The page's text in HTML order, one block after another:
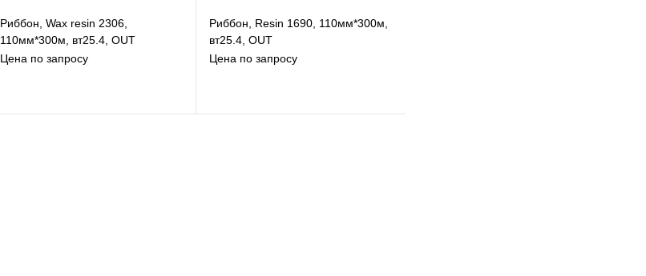
Риббон, Wax resin 2306,
110мм*300м, вт25.4, OUT
Цена по запросу
Риббон, Resin 1690, 110мм*300м,
вт25.4, OUT
Цена по запросу